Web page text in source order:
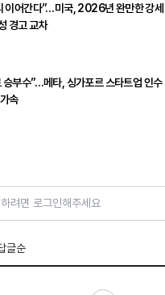
이어간다”…미국, 2026년 완만한 강세
경고 교차
승부수”…메타, 싱가포르 스타트업 인수
속
려면 로그인해주세요
글순